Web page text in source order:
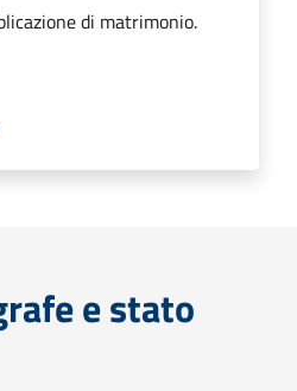
di matrimonio.
e stato